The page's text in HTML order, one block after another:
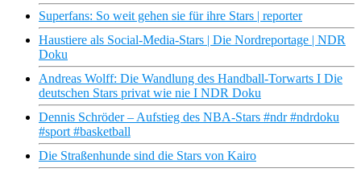
Superfans: So weit gehen sie für ihre Stars | reporter
Haustiere als Social-Media-Stars | Die Nordreportage | NDR
Doku
Andreas Wolff: Die Wandlung des Handball-Torwarts I Die
deutschen Stars privat wie nie I NDR Doku
Dennis Schröder – Aufstieg des NBA-Stars #ndr #ndrdoku
#sport #basketball
Die Straßenhunde sind die Stars von Kairo